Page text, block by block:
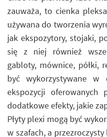
zauważa, to cienka
używana do tworzenia
jak ekspozytory, stojaki,
się z niej również
gabloty, mównice, półki,
być wykorzystywane w
ekspozycji
dodatkowe efekty, jakie
Płyty plexi mogą być
w szafach, a